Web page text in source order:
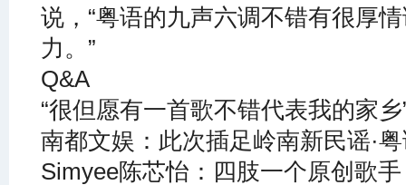
说，“粤语的九声六调不错有很厚
力。”
Q&A
“很但愿有一首歌不错代表我的家乡
南都文娱：此次插足岭南新民谣·
Simyee陈芯怡：四肢一个原创歌